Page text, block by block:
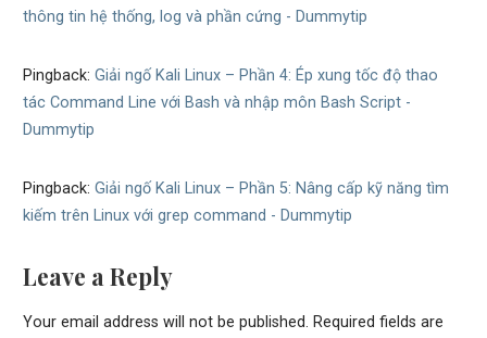
thông tin hệ thống, log và phần cứng - Dummytip
Pingback: Giải ngố Kali Linux – Phần 4: Ép xung tốc độ thao
tác Command Line với Bash và nhập môn Bash Script -
Dummytip
Pingback: Giải ngố Kali Linux – Phần 5: Nâng cấp kỹ năng tìm
kiếm trên Linux với grep command - Dummytip
Leave a Reply
Your email address will not be published. Required fields are